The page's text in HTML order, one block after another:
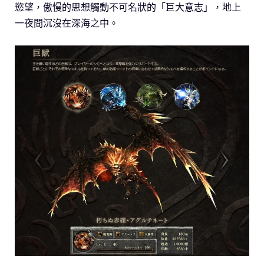
慾望，傲慢的思想觸動不可名狀的「巨大意志」，地上
一夜間沉沒在深海之中。